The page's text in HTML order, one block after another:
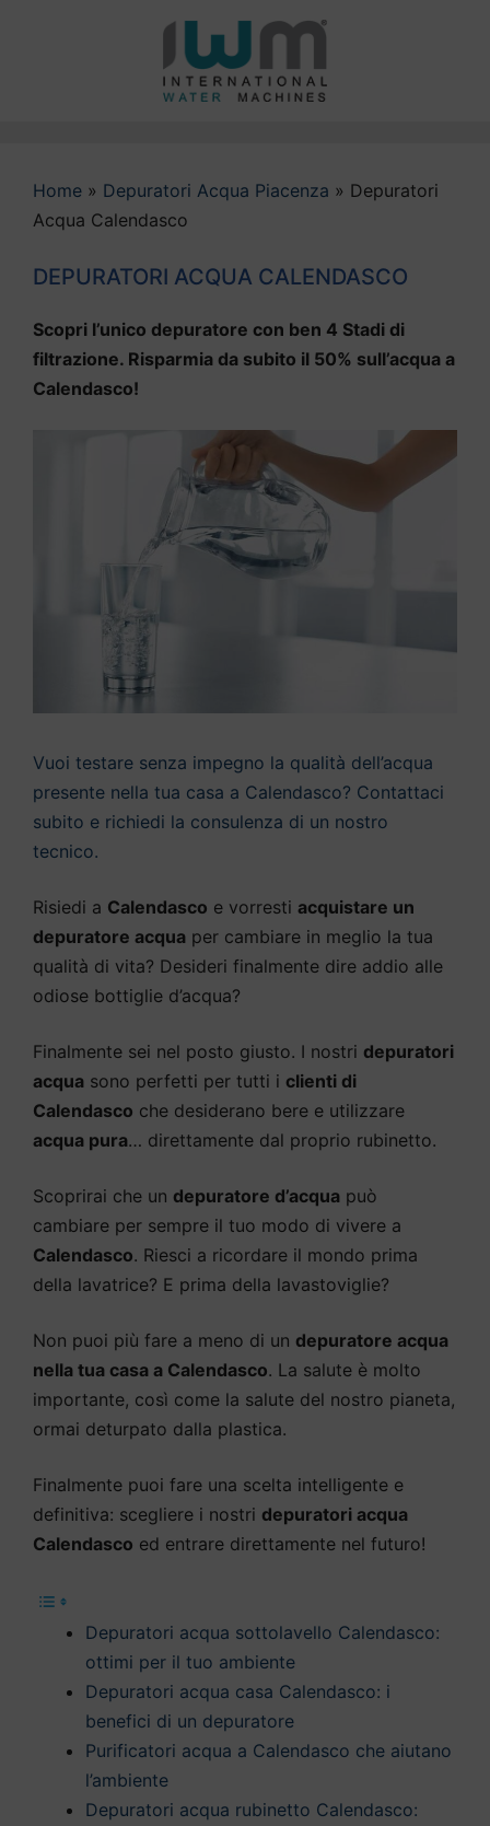
Home » Depuratori Acqua Piacenza » Depuratori
Acqua Calendasco
DEPURATORI ACQUA CALENDASCO
Scopri l’unico depuratore con ben 4 Stadi di
filtrazione. Risparmia da subito il 50% sull’acqua a
Calendasco!
Vuoi testare senza impegno la qualità dell’acqua
presente nella tua casa a Calendasco? Contattaci
subito e richiedi la consulenza di un nostro
tecnico.
Risiedi a Calendasco e vorresti acquistare un
depuratore acqua per cambiare in meglio la tua
qualità di vita? Desideri finalmente dire addio alle
odiose bottiglie d’acqua?
Finalmente sei nel posto giusto. I nostri depuratori
acqua sono perfetti per tutti i clienti di
Calendasco che desiderano bere e utilizzare
acqua pura… direttamente dal proprio rubinetto.
Scoprirai che un depuratore d’acqua può
cambiare per sempre il tuo modo di vivere a
Calendasco. Riesci a ricordare il mondo prima
della lavatrice? E prima della lavastoviglie?
Non puoi più fare a meno di un depuratore acqua
nella tua casa a Calendasco. La salute è molto
importante, così come la salute del nostro pianeta,
ormai deturpato dalla plastica.
Finalmente puoi fare una scelta intelligente e
definitiva: scegliere i nostri depuratori acqua
Calendasco ed entrare direttamente nel futuro!
Depuratori acqua sottolavello Calendasco:
ottimi per il tuo ambiente
Depuratori acqua casa Calendasco: i
benefici di un depuratore
Purificatori acqua a Calendasco che aiutano
l’ambiente
Depuratori acqua rubinetto Calendasco: